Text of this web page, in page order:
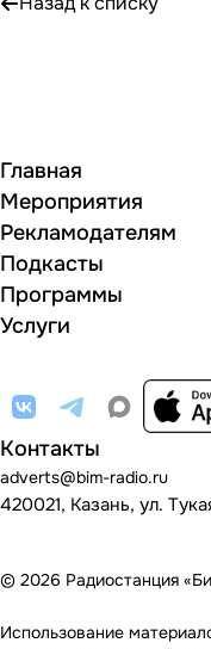
Главная
Мероприятия
Рекламодателям
Подкасты
Программы
Услуги
Контакты
adverts@bim-radio.ru
420021, Казань, ул.
© 2026 Радиостанция
Использование